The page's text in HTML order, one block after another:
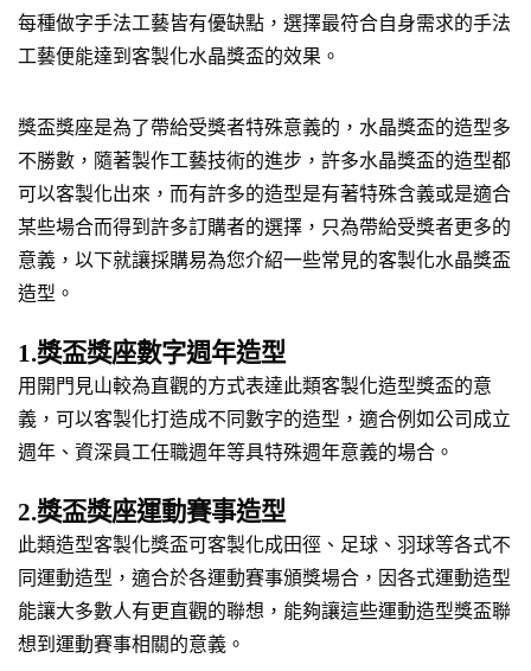
每種做字手法工藝皆有優缺點，選擇最符合自身需求的手法
工藝便能達到客製化水晶獎盃的效果。
獎盃獎座是為了帶給受獎者特殊意義的，水晶獎盃的造型多
不勝數，隨著製作工藝技術的進步，許多水晶獎盃的造型都
可以客製化出來，而有許多的造型是有著特殊含義或是適合
某些場合而得到許多訂購者的選擇，只為帶給受獎者更多的
意義，以下就讓採購易為您介紹一些常見的客製化水晶獎盃
造型。
1.獎盃獎座數字週年造型
用開門見山較為直觀的方式表達此類客製化造型獎盃的意
義，可以客製化打造成不同數字的造型，適合例如公司成立
週年、資深員工任職週年等具特殊週年意義的場合。
2.獎盃獎座運動賽事造型
此類造型客製化獎盃可客製化成田徑、足球、羽球等各式不
同運動造型，適合於各運動賽事頒獎場合，因各式運動造型
能讓大多數人有更直觀的聯想，能夠讓這些運動造型獎盃聯
想到運動賽事相關的意義。